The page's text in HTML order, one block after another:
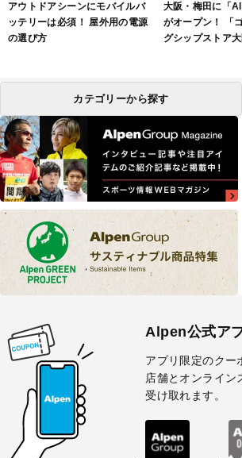
アウトドアシーンにモバイルバ
ッテリーは必須！ 屋外用の電源
の選び方
大阪・梅田に「
がオープン！ 「
グシップストア
カテゴリーから探す
Alpen公式ア
アプリ限定のクー
店舗とオンライン
受け取れます。